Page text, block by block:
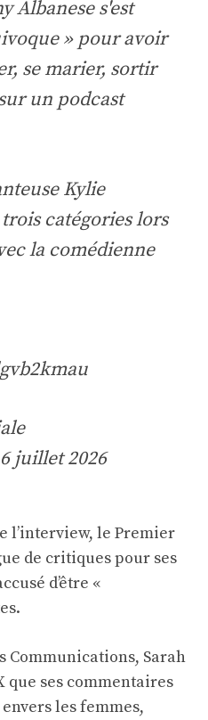
Albanese s'est
» pour avoir
se marier, sortir
un podcast
Kylie
catégories lors
la comédienne
6 juillet 2026
l’interview, le Premier
de critiques pour ses
d’être «
Communications, Sarah
que ses commentaires
les femmes,